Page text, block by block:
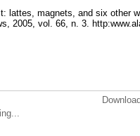
lattes, magnets, and six other
2005, vol. 66, n. 3.